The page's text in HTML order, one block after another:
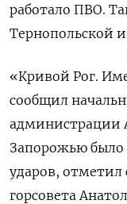
работало ПВО.
Тернопольской
«Кривой Рог.
сообщил
администрации
Запорожью было
ударов, отметил
горсовета